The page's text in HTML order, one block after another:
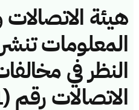
هيئة الاتصالات
المعلومات
النظر في